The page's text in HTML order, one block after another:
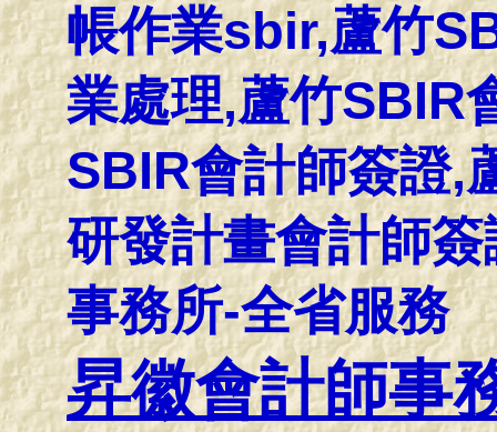
帳作業sbir,蘆竹
業處理,蘆竹SBIR
SBIR會計師簽證,
研發計畫會計師
事務所-全省服務
昇徽會計師事